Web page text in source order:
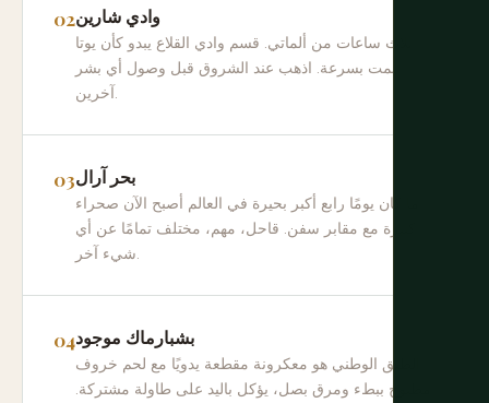
وادي شارين
ثلاث ساعات من ألماتي. قسم وادي القلاع يبدو كأن يوتا
نمت بسرعة. اذهب عند الشروق قبل وصول أي بشر
آخرين.
بحر آرال
ما كان يومًا رابع أكبر بحيرة في العالم أصبح الآن صحراء
كبيرة مع مقابر سفن. قاحل، مهم، مختلف تمامًا عن أي
شيء آخر.
بشبارماك موجود
الطبق الوطني هو معكرونة مقطعة يدويًا مع لحم خروف
مطبوخ ببطء ومرق بصل، يؤكل باليد على طاولة مشتركة.